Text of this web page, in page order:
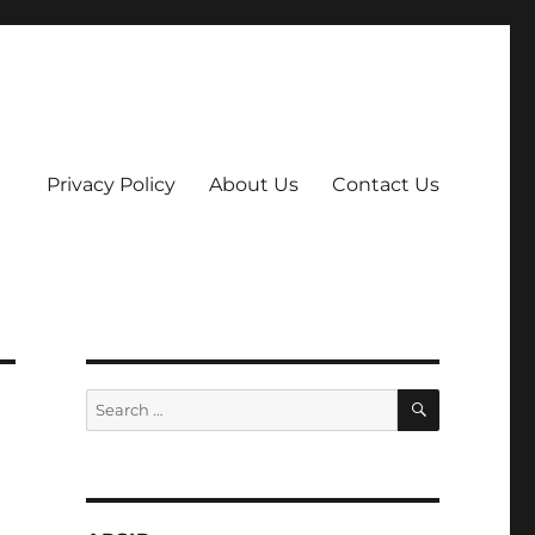
Privacy Policy About Us Contact Us
Search
for:
SEARCH